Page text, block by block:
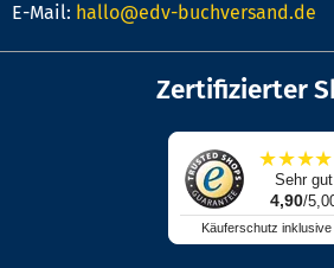
E-Mail: hallo@edv-buchversand.de
Zertifizierter
★★★★
Sehr gut
4,90/
Käuferschutz inklusive